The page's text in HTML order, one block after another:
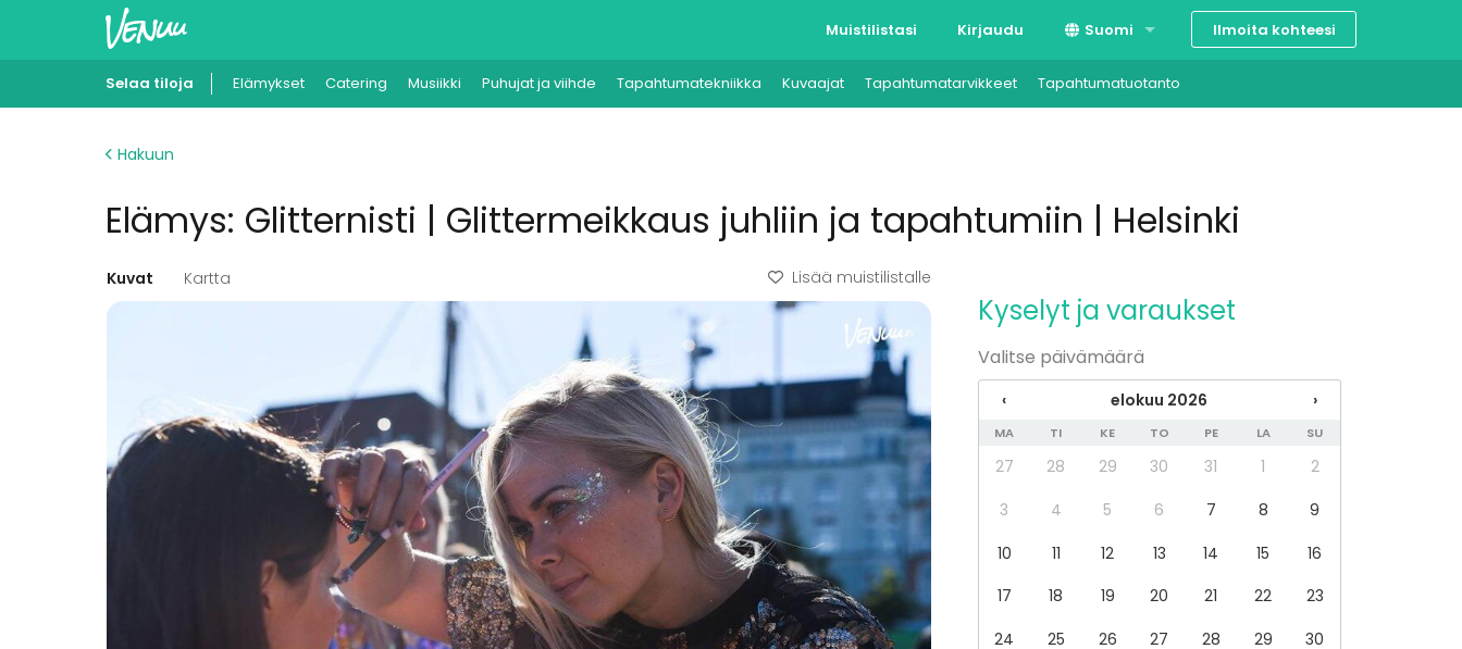
Muistilistasi Kirjaudu Suomi
Svenska
Ilmoita kohteesi
Selaa tiloja Elämykset Catering Musiikki Puhujat ja viihde Tapahtumatekniikka Kuvaajat Tapahtumatarvikkeet Tapahtumatuotanto
Hakuun
Elämys: Glitternisti | Glittermeikkaus juhliin ja tapahtumiin | Helsinki
Kuvat Kartta Lisää muistilistalle
Kyselyt ja varaukset
Valitse päivämäärä
‹ elokuu 2026 ›
MA TI KE TO PE LA SU
27 28 29 30 31 1
2
3
4 5 6 7 8
9
10
11 12 13 14 15
16
17
18 19 20 21 22
23
24
25 26 27 28 29
30